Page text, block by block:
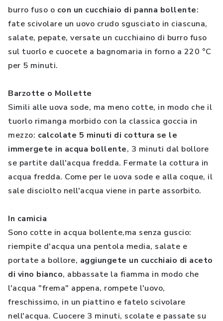
burro fuso o con un cucchiaio di panna bollente:
fate scivolare un uovo crudo sgusciato in ciascuna,
salate, pepate, versate un cucchiaino di burro fuso
sul tuorlo e cuocete a bagnomaria in forno a 220 °C
per 5 minuti.
Barzotte o Mollette
Simili alle uova sode, ma meno cotte, in modo che il
tuorlo rimanga morbido con la classica goccia in
mezzo: calcolate 5 minuti di cottura se le
immergete in acqua bollente, 3 minuti dal bollore
se partite dall'acqua fredda. Fermate la cottura in
acqua fredda. Come per le uova sode e alla coque, il
sale disciolto nell'acqua viene in parte assorbito.
In camicia
Sono cotte in acqua bollente,ma senza guscio:
riempite d'acqua una pentola media, salate e
portate a bollore, aggiungete un cucchiaio di aceto
di vino bianco, abbassate la fiamma in modo che
l'acqua "frema" appena, rompete l'uovo,
freschissimo, in un piattino e fatelo scivolare
nell'acqua. Cuocere 3 minuti, scolate e passate su